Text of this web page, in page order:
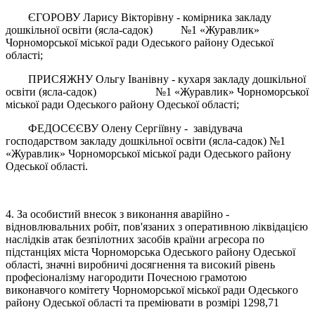
ЄГОРОВУ Ларису Вікторівну - комірника закладу
дошкільної освіти (ясла-садок) №1 «Журавлик»
Чорноморської міської ради Одеського району Одеської
області;
ПРИСЯЖНУ Ольгу Іванівну - кухаря закладу дошкільної
освіти (ясла-садок) №1 «Журавлик» Чорноморської
міської ради Одеського району Одеської області;
ФЕДОСЄЄВУ Олену Сергіївну - завідувача
господарством закладу дошкільної освіти (ясла-садок) №1
«Журавлик» Чорноморської міської ради Одеського району
Одеської області.
4. За особистий внесок з виконання аварійно -
відновлювальних робіт, пов'язаних з оперативною ліквідацією
наслідків атак безпілотних засобів країни агресора по
підстанціях міста Чорноморська Одеського району Одеської
області, значні виробничі досягнення та високий рівень
професіоналізму нагородити Почесною грамотою
виконавчого комітету Чорноморської міської ради Одеського
району Одеської області та преміювати в розмірі 1298,71